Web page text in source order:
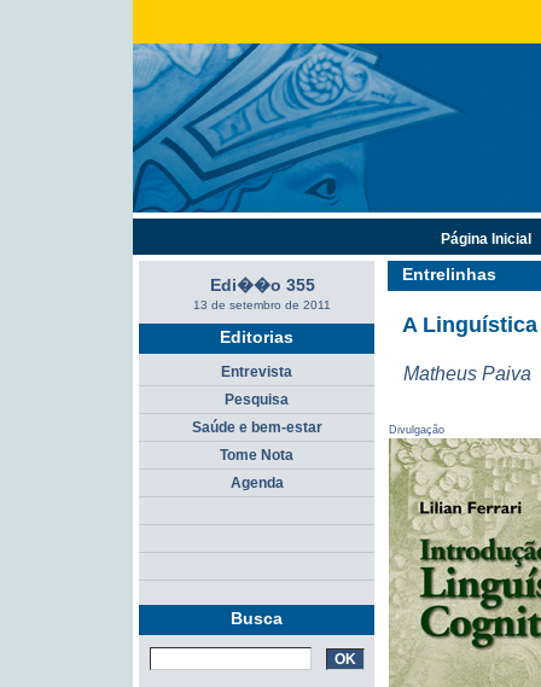
Entrelinhas
A
Matheus Paiva
Divulgação
Edi��o 355
13 de setembro de 2011
Editorias
Entrevista
Pesquisa
Saúde e bem-estar
Tome Nota
Agenda
Busca
Página Inicial